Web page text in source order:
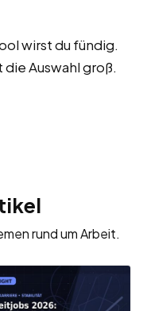
wirst du fündig.
Auswahl groß.
rund um Arbeit.